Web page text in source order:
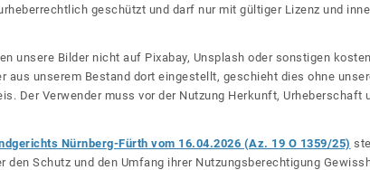
geschützt und darf nur mit gültiger Lizenz und
unsere Bilder nicht auf Pixabay, Unsplash oder sonstigen
aus unserem Bestand dort eingestellt, geschieht dies ohne
Der Verwender muss vor der Nutzung Herkunft, Urheberschaft
Nürnberg-Fürth vom 16.04.2026 (Az. 19 O 1359/25)
Schutz und den Umfang ihrer Nutzungsberechtigung